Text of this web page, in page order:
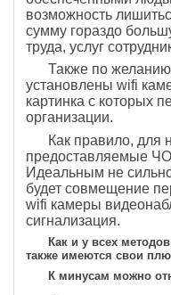
возможность
сумму гораздо
труда, услуг
Также по желанию
установлены wifi
картинка с которых
организации.
Как правило, для
предоставляемые
Идеальным не
будет совмещение
wifi камеры
сигнализация.
Как и у всех
также имеются свои
К минусам можно